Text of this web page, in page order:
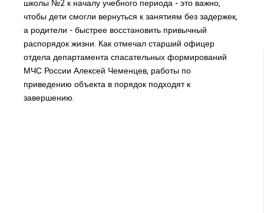
школы №2 к началу учебного периода - это важно,
чтобы дети смогли вернуться к занятиям без задержек,
а родители - быстрее восстановить привычный
распорядок жизни. Как отмечал старший офицер
отдела департамента спасательных формирований
МЧС России Алексей Чеменцев, работы по
приведению объекта в порядок подходят к
завершению.